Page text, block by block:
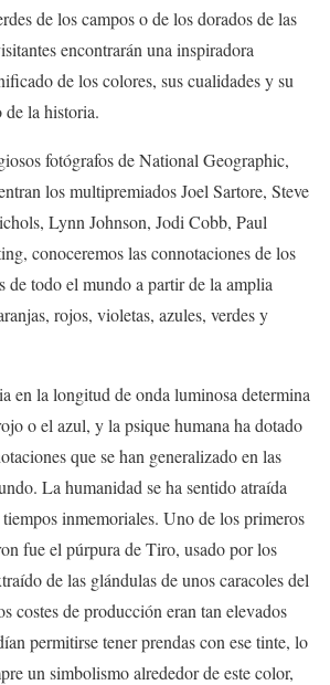
de los campos o de los dorados de las
encontrarán una inspiradora
de los colores, sus cualidades y su
la historia.
fotógrafos de National Geographic,
los multipremiados Joel Sartore, Steve
Lynn Johnson, Jodi Cobb, Paul
conoceremos las connotaciones de los
de todo el mundo a partir de la amplia
rojos, violetas, azules, verdes y
en la longitud de onda luminosa determina
o el azul, y la psique humana ha dotado
que se han generalizado en las
La humanidad se ha sentido atraída
inmemoriales. Uno de los primeros
fue el púrpura de Tiro, usado por los
de las glándulas de unos caracoles del
costes de producción eran tan elevados
permitirse tener prendas con ese tinte, lo
un simbolismo alrededor de este color,